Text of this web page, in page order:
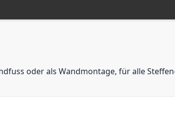
oder als Wandmontage, für alle